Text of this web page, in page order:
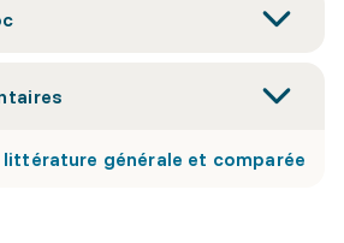
générale et comparée